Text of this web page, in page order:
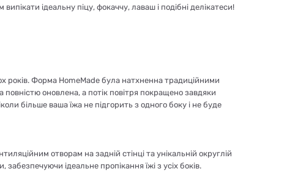
ідеальну піцу, фокаччу, лаваш і подібні делікатеси!
років. Форма HomeMade була натхненна традиційними
оновлена, а потік повітря покращено завдяки
більше ваша їжа не підгорить з одного боку і не буде
отворам на задній стінці та унікальній округлій
ідеальне пропікання їжі з усіх боків.